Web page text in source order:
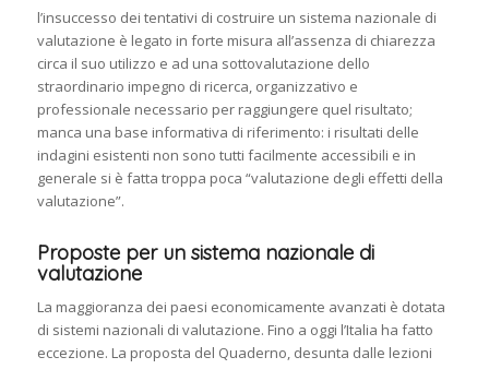
l’insuccesso dei tentativi di costruire un sistema nazionale di
valutazione è legato in forte misura all’assenza di chiarezza
circa il suo utilizzo e ad una sottovalutazione dello
straordinario impegno di ricerca, organizzativo e
professionale necessario per raggiungere quel risultato;
manca una base informativa di riferimento: i risultati delle
indagini esistenti non sono tutti facilmente accessibili e in
generale si è fatta troppa poca “valutazione degli effetti della
valutazione”.
Proposte per un sistema nazionale di
valutazione
La maggioranza dei paesi economicamente avanzati è dotata
di sistemi nazionali di valutazione. Fino a oggi l’Italia ha fatto
eccezione. La proposta del Quaderno, desunta dalle lezioni